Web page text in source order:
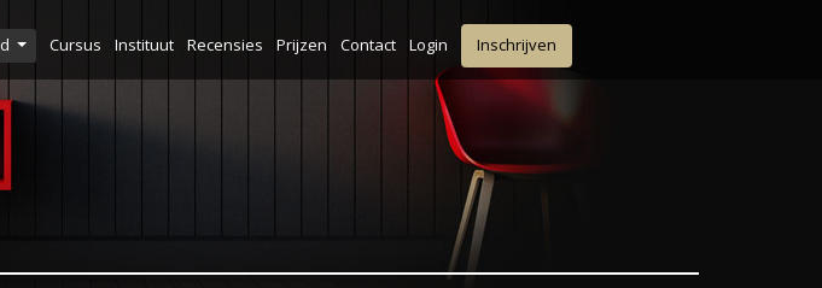
Cursus Instituut Recensies Prijzen Contact Login Inschrijven